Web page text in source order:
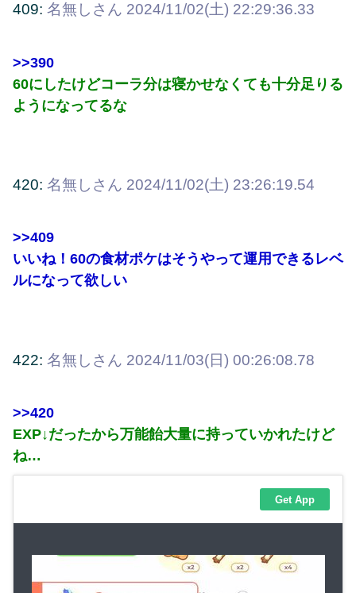
409: 名無しさん 2024/11/02(土) 22:29:36.33
>>390
60にしたけどコーラ分は寝かせなくても十分足りる
ようになってるな
420: 名無しさん 2024/11/02(土) 23:26:19.54
>>409
いいね！60の食材ポケはそうやって運用できるレベ
ルになって欲しい
422: 名無しさん 2024/11/03(日) 00:26:08.78
>>420
EXP↓だったから万能飴大量に持っていかれたけど
ね…